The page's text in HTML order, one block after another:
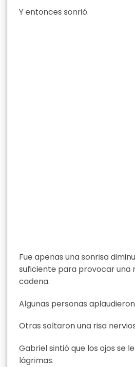
Y entonces sonrió.
Fue apenas una sonrisa
suficiente para provocar una
cadena.
Algunas personas
Otras soltaron una risa
Gabriel sintió que los ojos se
lágrimas.